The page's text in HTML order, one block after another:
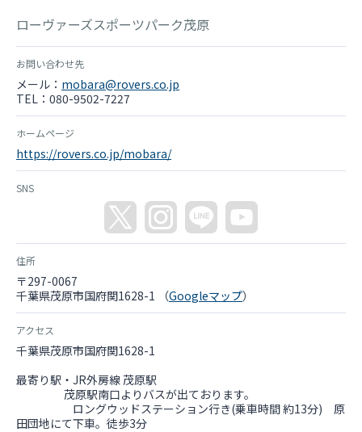
ローヴァーズスポーツパーク茂原
お問い合わせ先
メール： mobara@rovers.co.jp
TEL：080-9502-7227
ホームページ
https://rovers.co.jp/mobara/
SNS
住所
〒297-0067
千葉県茂原市国府関1628-1 （Googleマップ）
アクセス
千葉県茂原市国府関1628-1
最寄り駅・JR外房線 茂原駅
茂原駅南口よりバスが出ております。
ロングウッドステーション行き(乗車時間 約13分) 原
田団地にて下車。徒歩3分